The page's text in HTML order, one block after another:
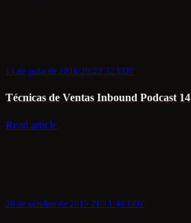
14 de julio de 2016 20:22:32 EDT
Técnicas de Ventas Inbound Podcast 14
Read article
30 de octubre de 2015 21:11:48 EDT